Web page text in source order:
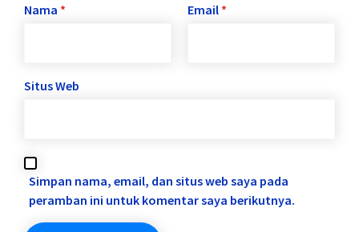
Nama * Email *
Situs Web
Simpan nama, email, dan situs web saya pada
peramban ini untuk komentar saya berikutnya.